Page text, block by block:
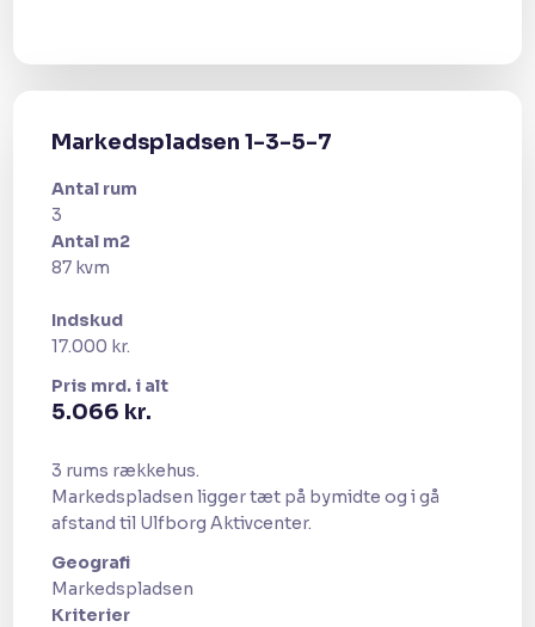
Markedspladsen 1-3-5-7
Antal rum
3
Antal m2
87 kvm​
Indskud
17.000 kr.
Pris​ mrd. i alt
​5.066 kr.
3 rums rækkehus.
Markedspladsen ligger tæt på bymidte og i gå
afstand til Ulfborg Aktivcenter.
Geografi​
​Markedspladsen
Kriterier